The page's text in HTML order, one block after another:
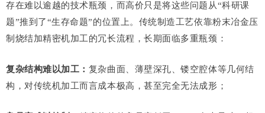
存在难以逾越的技术瓶颈，而高价只是将这些问题从“科研课
题”推到了“生存命题”的位置上。传统制造工艺依靠粉末冶金压
制烧结加精密机加工的冗长流程，长期面临多重瓶颈：
复杂结构难以加工： 复杂曲面、薄壁深孔、镂空腔体等几何结
构，对传统机加工而言成本极高，甚至完全无法成形；